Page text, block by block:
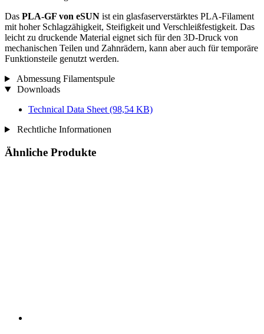
Das PLA-GF von eSUN ist ein glasfaserverstärktes PLA-Filament
mit hoher Schlagzähigkeit, Steifigkeit und Verschleißfestigkeit. Das
leicht zu druckende Material eignet sich für den 3D-Druck von
mechanischen Teilen und Zahnrädern, kann aber auch für temporäre
Funktionsteile genutzt werden.
Abmessung Filamentspule
Downloads
Technical Data Sheet (98,54 KB)
Rechtliche Informationen
Ähnliche Produkte